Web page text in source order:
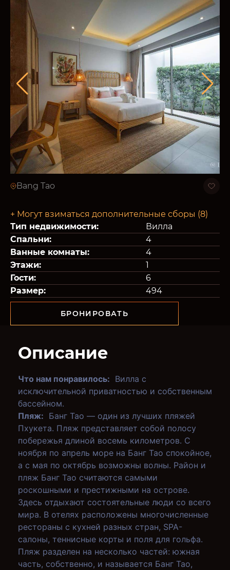
Bang Tao
+ Могут взиматься дополнительные сборы (8)
Тип недвижимости:
Вилла
Спальни:
4
Ванные комнаты:
4
Этажи:
1
Гости:
6
Размер:
494
БРОНИРОВАТЬ
Описание
Что нам понравилось: Вилла с
исключительной приватностью и собственным
бассейном.
Пляж: Банг Тао — один из лучших пляжей
Пхукета. Пляж представляет собой полосу
побережья длиной восемь километров. С
ноября по апрель море на Банг Тао спокойное,
а с мая по октябрь возможны волны. Район и
пляж Банг Тао считаются самыми
роскошными и престижными на острове.
Здесь отдыхают состоятельные люди со всего
мира. В отелях расположены многочисленные
рестораны с кухней разных стран, SPA-
салоны, теннисные корты и поля для гольфа.
Пляж разделен на несколько частей: южная
часть, собственно, и называется Банг Тао,